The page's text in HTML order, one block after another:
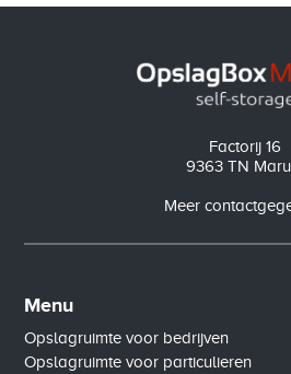
Factorij 16
9363 TN
Meer
Menu
Opslagruimte voor bedrijven
Opslagruimte voor particulieren